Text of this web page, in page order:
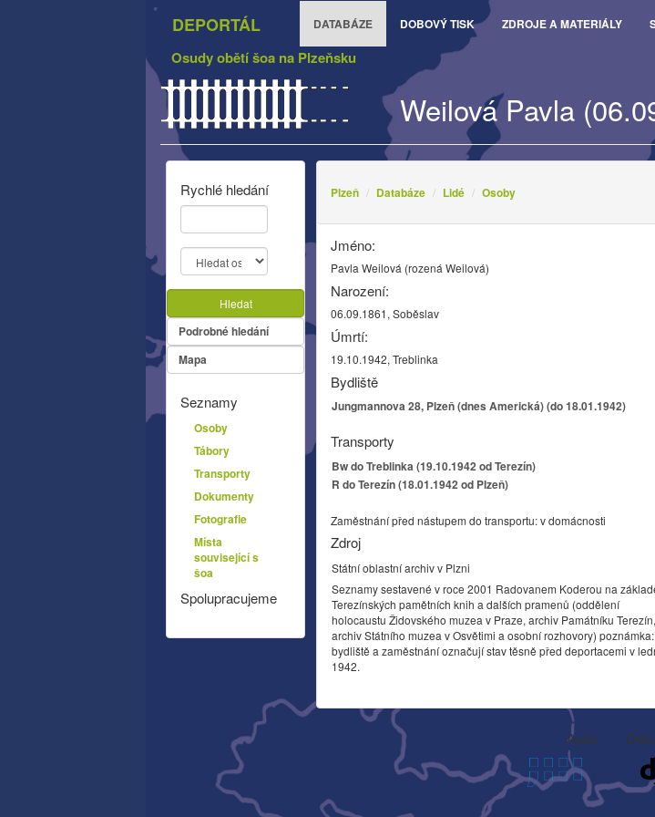
DEPORTÁL DATABÁZE DOBOVÝ TISK ZDROJE A MATERIÁLY
Osudy obětí šoa na Plzeňsku
Weilová Pavla
Plzeň Databáze Lidé Osoby
Jméno:
Pavla Weilová (rozená Weilová)
Narození:
06.09.1861, Soběslav
Úmrtí:
19.10.1942, Treblinka
Bydliště
Jungmannova 28, Plzeň (dnes Americká) (do 18.01.1942)
Transporty
Bw do Treblinka (19.10.1942 od Terezín)
R do Terezín (18.01.1942 od Plzeň)
Zaměstnání před nástupem do transportu: v domácnosti
Zdroj
Státní oblastní archiv v Plzni
Seznamy sestavené v roce 2001 Radovanem Koderou na
Terezínských pamětních knih a dalších pramenů (oddělení
holocaustu Židovského muzea v Praze, archiv Památníku Terezín,
archiv Státního muzea v Osvětimi a osobní rozhovory) poznámka:
bydliště a zaměstnání označují stav těsně před deportacemi v
1942.
Rychlé hledání
Hledat
Podrobné hledání
Mapa
Seznamy
Osoby
Tábory
Transporty
Dokumenty
Fotografie
Místa
související s
šoa
Spolupracujeme
Autor